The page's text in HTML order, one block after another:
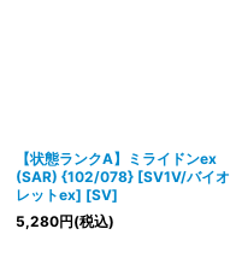
【状態ランクA】ミライドンex
(SAR) {102/078} [SV1V/バイオ
レットex] [SV]
5,280円(税込)